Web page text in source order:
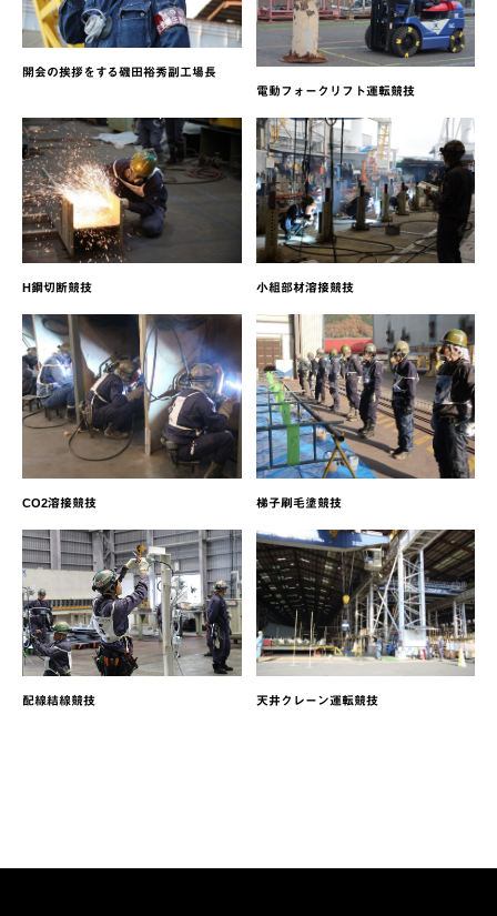
開会の挨拶をする磯田裕秀副工場長
電動フォークリフト運転競技
H鋼切断競技 小組部材溶接競技
CO2溶接競技 梯子刷毛塗競技
配線結線競技 天井クレーン運転競技